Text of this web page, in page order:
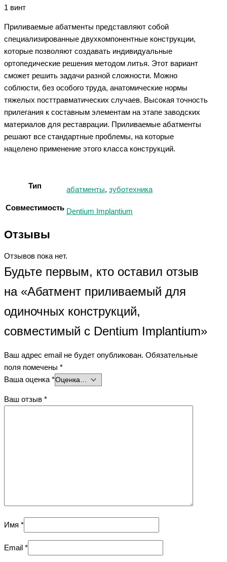
1 винт
Приливаемые абатменты представляют собой
специализированные двухкомпонентные конструкции,
которые позволяют создавать индивидуальные
ортопедические решения методом литья. Этот вариант
сможет решить задачи разной сложности. Можно
соблюсти, без особого труда, анатомические нормы
тяжелых посттравматических случаев. Высокая точность
прилегания к составным элементам на этапе заводских
материалов для реставрации. Приливаемые абатменты
решают все стандартные проблемы, на которые
нацелено применение этого класса конструкций.
Тип абатменты, зуботехника
Совместимость Dentium Implantium
Отзывы
Отзывов пока нет.
Будьте первым, кто оставил отзыв
на «Абатмент приливаемый для
одиночных конструкций,
совместимый с Dentium Implantium»
Ваш адрес email не будет опубликован. Обязательные
поля помечены *
Ваша оценка *
Ваш отзыв *
Имя *
Email *